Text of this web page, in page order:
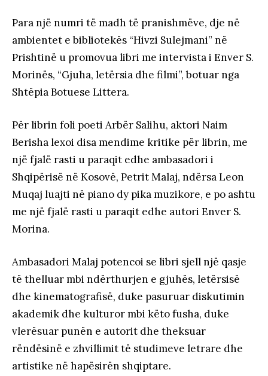
Para një numri të madh të pranishmëve, dje në
ambientet e bibliotekës “Hivzi Sulejmani” në
Prishtinë u promovua libri me intervista i Enver S.
Morinës, “Gjuha, letërsia dhe filmi”, botuar nga
Shtëpia Botuese Littera.
Për librin foli poeti Arbër Salihu, aktori Naim
Berisha lexoi disa mendime kritike për librin, me
një fjalë rasti u paraqit edhe ambasadori i
Shqipërisë në Kosovë, Petrit Malaj, ndërsa Leon
Muqaj luajti në piano dy pika muzikore, e po ashtu
me një fjalë rasti u paraqit edhe autori Enver S.
Morina.
Ambasadori Malaj potencoi se libri sjell një qasje
të thelluar mbi ndërthurjen e gjuhës, letërsisë
dhe kinematografisë, duke pasuruar diskutimin
akademik dhe kulturor mbi këto fusha, duke
vlerësuar punën e autorit dhe theksuar
rëndësinë e zhvillimit të studimeve letrare dhe
artistike në hapësirën shqiptare.